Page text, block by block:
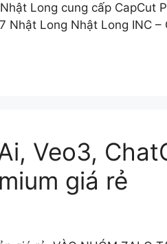
Long cung cấp
Nhật Long Nhật Long INC
Veo3,
giá rẻ